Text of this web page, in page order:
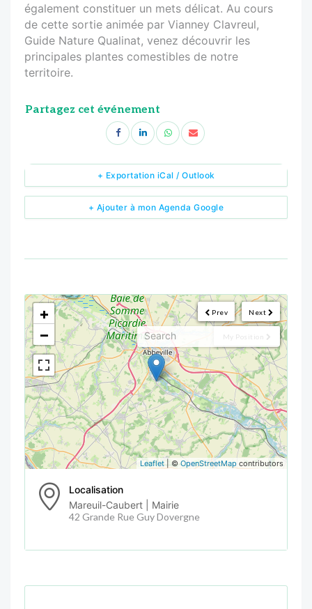
également constituer un mets délicat. Au cours
de cette sortie animée par Vianney Clavreul,
Guide Nature Qualinat, venez découvrir les
principales plantes comestibles de notre
territoire.
Partagez cet événement
+ Ajouter à mon Agenda Google
+ Exportation iCal / Outlook
Next
Prev
My Position
<!---->
+
−
Leaflet | © OpenStreetMap contributors
Localisation
Mareuil-Caubert | Mairie
42 Grande Rue Guy Dovergne